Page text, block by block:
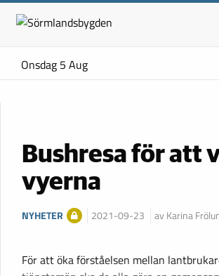
Onsdag 5 Aug
Bushresa för att
vyerna
NYHETER 2021-09-23 av Karina
För att öka förståelsen mellan